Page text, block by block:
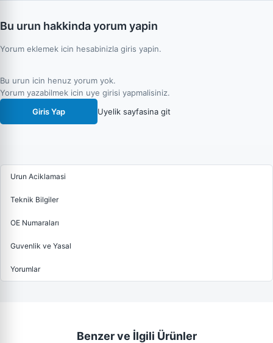
Bu urun hakkinda yorum yapin
Yorum eklemek icin hesabinizla giris yapin.
Bu urun icin henuz yorum yok.
Yorum yazabilmek icin uye girisi yapmalisiniz.
Giris Yap
Uyelik sayfasina git
Urun Aciklamasi
Teknik Bilgiler
OE Numaraları
Guvenlik ve Yasal
Yorumlar
Benzer ve İlgili Ürünler